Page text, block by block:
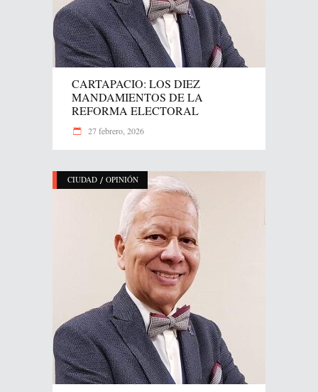
CARTAPACIO: LOS DIEZ
MANDAMIENTOS DE LA
REFORMA ELECTORAL
27 febrero, 2026
CIUDAD / OPINIÓN